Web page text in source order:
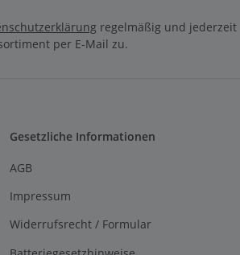
regelmäßig und jederzeit
per E-Mail zu.
Gesetzliche Informationen
AGB
Impressum
Widerrufsrecht / Formular